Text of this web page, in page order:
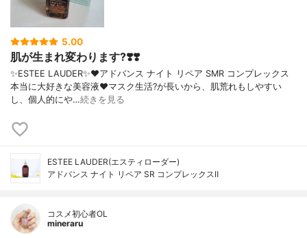
5.00
肌が生まれ変わります?❣️❣️
✨ESTEE LAUDER✨❤︎アドバンス ナイト リペア SMR コンプレックス
本当に大好きな美容液❤️マスク生活?が長いから、肌荒れもしやすい
し、個人的にや…続きを見る
ESTEE LAUDER(エスティローダー)
アドバンス ナイト リペア SR コンプレックスⅡ
コスメ初心者OL
mineraru